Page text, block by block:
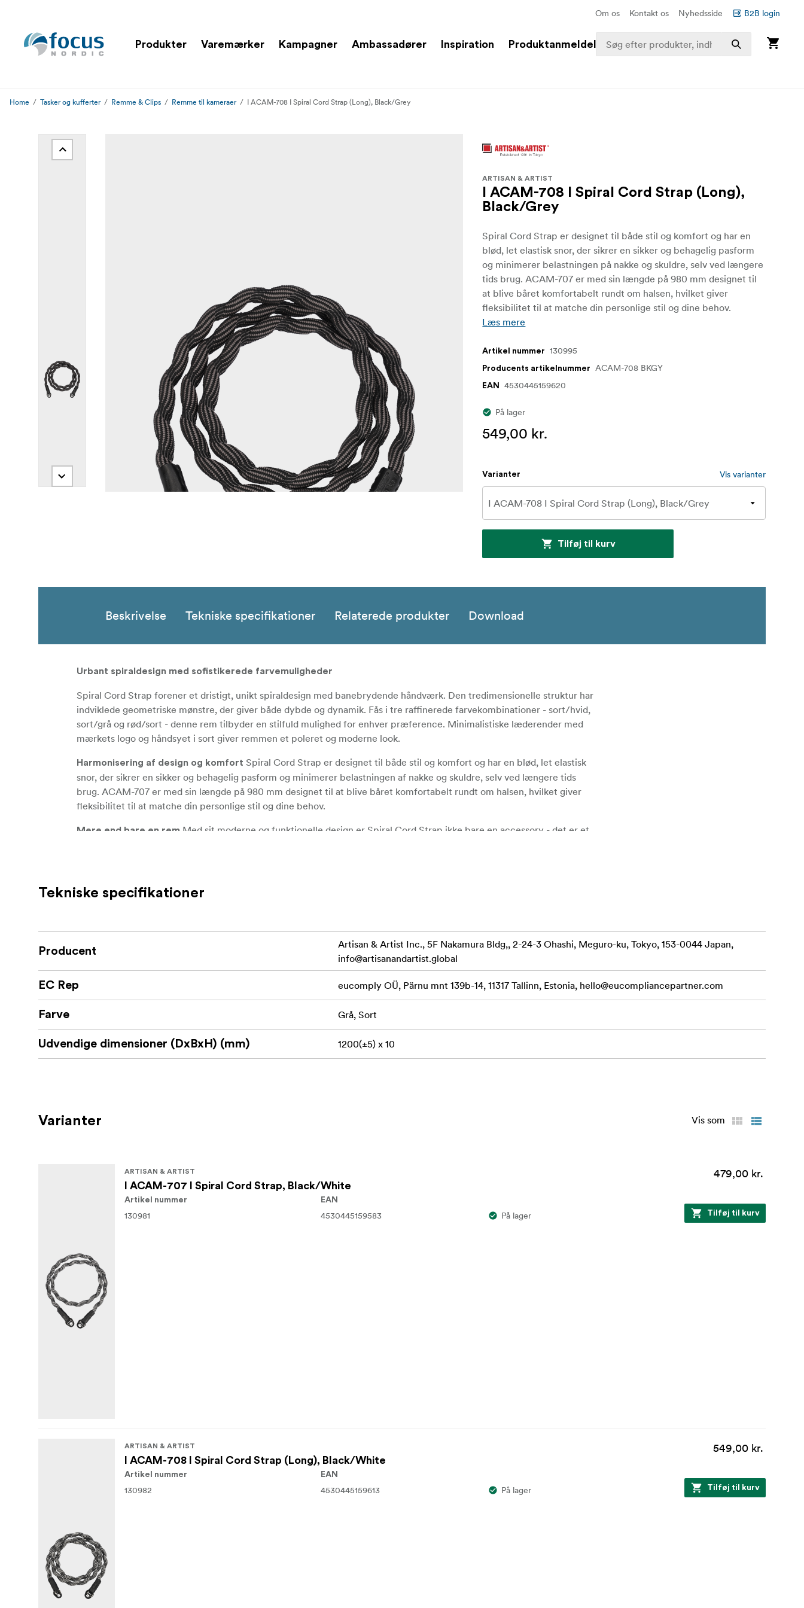
Om os Kontakt os Nyhedsside B2B login
Produkter Varemærker Kampagner Ambassadører Inspiration Produktanmeldelser
Home Tasker og kufferter Remme & Clips Remme til kameraer I ACAM-708 I Spiral Cord Strap (Long), Black/Grey
ARTISAN & ARTIST
I ACAM-708 I Spiral Cord Strap (Long),
Black/Grey
Spiral Cord Strap er designet til både stil og komfort og har en
blød, let elastisk snor, der sikrer en sikker og behagelig pasform
og minimerer belastningen på nakke og skuldre, selv ved længere
tids brug. ACAM-707 er med sin længde på 980 mm designet til
at blive båret komfortabelt rundt om halsen, hvilket giver
fleksibilitet til at matche din personlige stil og dine behov.
Læs mere
Artikel nummer 130995
Producents artikelnummer ACAM-708 BKGY
EAN 4530445159620
På lager
549,00 kr.
Varianter Vis varianter
Tilføj til kurv
Beskrivelse Tekniske specifikationer Relaterede produkter Download
Urbant spiraldesign med sofistikerede farvemuligheder
Spiral Cord Strap forener et dristigt, unikt spiraldesign med banebrydende håndværk. Den tredimensionelle struktur har
indviklede geometriske mønstre, der giver både dybde og dynamik. Fås i tre raffinerede farvekombinationer - sort/hvid,
sort/grå og rød/sort - denne rem tilbyder en stilfuld mulighed for enhver præference. Minimalistiske læderender med
mærkets logo og håndsyet i sort giver remmen et poleret og moderne look.
Harmonisering af design og komfort Spiral Cord Strap er designet til både stil og komfort og har en blød, let elastisk
snor, der sikrer en sikker og behagelig pasform og minimerer belastningen af nakke og skuldre, selv ved længere tids
brug. ACAM-707 er med sin længde på 980 mm designet til at blive båret komfortabelt rundt om halsen, hvilket giver
fleksibilitet til at matche din personlige stil og dine behov.
Mere end bare en rem Med sit moderne og funktionelle design er Spiral Cord Strap ikke bare en accessory - det er et
Tekniske specifikationer
Producent
Artisan & Artist Inc., 5F Nakamura Bldg,, 2-24-3 Ohashi, Meguro-ku, Tokyo, 153-0044 Japan,
info@artisanandartist.global
EC Rep eucomply OÜ, Pärnu mnt 139b-14, 11317 Tallinn, Estonia, hello@eucompliancepartner.com
Farve Grå, Sort
Udvendige dimensioner (DxBxH) (mm) 1200(±5) x 10
Varianter Vis som
ARTISAN & ARTIST
I ACAM-707 I Spiral Cord Strap, Black/White
479,00 kr.
Artikel nummer
130981
EAN
4530445159583 På lager Tilføj til kurv
ARTISAN & ARTIST
I ACAM-708 I Spiral Cord Strap (Long), Black/White
549,00 kr.
Artikel nummer
130982
EAN
4530445159613 På lager Tilføj til kurv